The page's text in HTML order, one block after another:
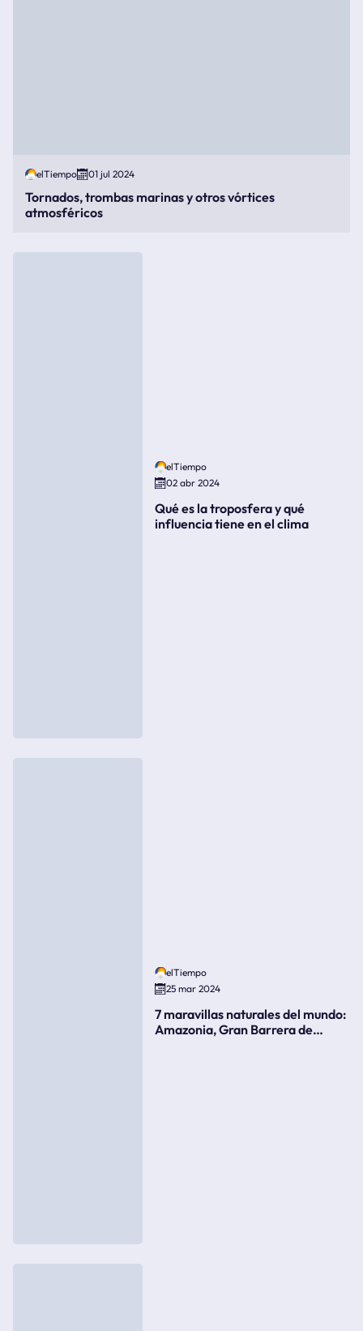
elTiempo 01 jul 2024
Tornados, trombas marinas y otros vórtices
atmosféricos
elTiempo
02 abr 2024
Qué es la troposfera y qué
influencia tiene en el clima
elTiempo
25 mar 2024
7 maravillas naturales del mundo:
Amazonia, Gran Barrera de